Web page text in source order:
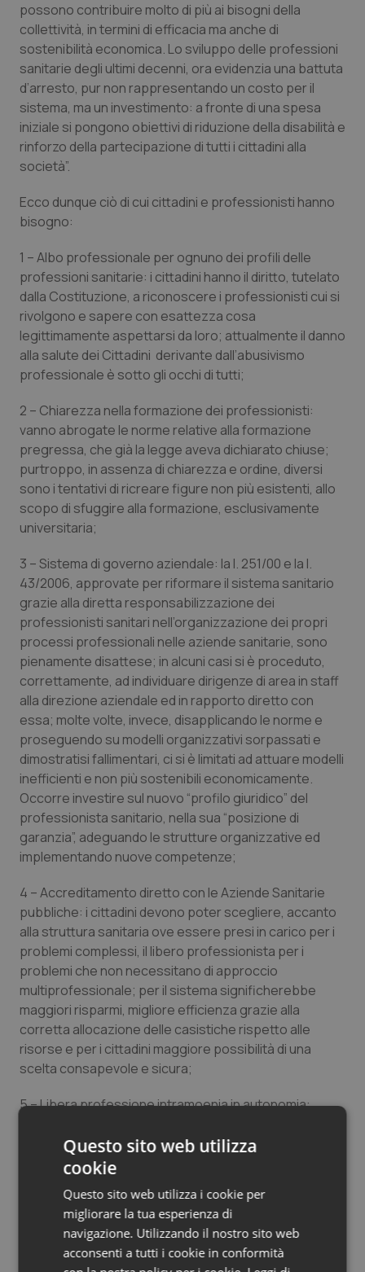
Quotidiano Chirurgia
Quotidiano Oncologia
Quotidiano Pediatria
Rene & patologie urogenitali
Salute orale & impianti
Tiroide
Tumore al seno
Tumore ovarico
Tumori del Polmone & Testa Collo
Tumori gastrointestinali
Ulcera & Reflusso
Vaccini
possono contribuire molto di più ai bisogni della
collettività, in termini di efficacia ma anche di
sostenibilità economica. Lo sviluppo delle professioni
sanitarie degli ultimi decenni, ora evidenzia una battuta
d’arresto, pur non rappresentando un costo per il
sistema, ma un investimento: a fronte di una spesa
iniziale si pongono obiettivi di riduzione della disabilità e
rinforzo della partecipazione di tutti i cittadini alla
società”.
Ecco dunque ciò di cui cittadini e professionisti hanno
bisogno:
1 – Albo professionale per ognuno dei profili delle
professioni sanitarie: i cittadini hanno il diritto, tutelato
dalla Costituzione, a riconoscere i professionisti cui si
rivolgono e sapere con esattezza cosa
legittimamente aspettarsi da loro; attualmente il danno
alla salute dei Cittadini derivante dall’abusivismo
professionale è sotto gli occhi di tutti;
2 – Chiarezza nella formazione dei professionisti:
vanno abrogate le norme relative alla formazione
pregressa, che già la legge aveva dichiarato chiuse;
purtroppo, in assenza di chiarezza e ordine, diversi
sono i tentativi di ricreare figure non più esistenti, allo
scopo di sfuggire alla formazione, esclusivamente
universitaria;
3 – Sistema di governo aziendale: la l. 251/00 e la l.
43/2006, approvate per riformare il sistema sanitario
grazie alla diretta responsabilizzazione dei
professionisti sanitari nell’organizzazione dei propri
processi professionali nelle aziende sanitarie, sono
pienamente disattese; in alcuni casi si è proceduto,
correttamente, ad individuare dirigenze di area in staff
alla direzione aziendale ed in rapporto diretto con
essa; molte volte, invece, disapplicando le norme e
proseguendo su modelli organizzativi sorpassati e
dimostratisi fallimentari, ci si è limitati ad attuare modelli
inefficienti e non più sostenibili economicamente.
Occorre investire sul nuovo “profilo giuridico” del
professionista sanitario, nella sua “posizione di
garanzia”, adeguando le strutture organizzative ed
implementando nuove competenze;
4 – Accreditamento diretto con le Aziende Sanitarie
pubbliche: i cittadini devono poter scegliere, accanto
alla struttura sanitaria ove essere presi in carico per i
problemi complessi, il libero professionista per i
problemi che non necessitano di approccio
multiprofessionale; per il sistema significherebbe
maggiori risparmi, migliore efficienza grazie alla
corretta allocazione delle casistiche rispetto alle
risorse e per i cittadini maggiore possibilità di una
scelta consapevole e sicura;
5 – Libera professione intramoenia in autonomia:
professioni sanitarie come attività di supporto alla
visita medica; è invece necessario modificare il CCNL
direttamente alle prestazioni delle professioni
sanitarie, in libera professione, invece di essere
obbligati ad una visita medica, quando non necessaria.
Anche in questo modo si combattono gli sprechi e i
Questo sito web utilizza
cookie
Questo sito web utilizza i cookie per
migliorare la tua esperienza di
navigazione. Utilizzando il nostro sito web
acconsenti a tutti i cookie in conformità